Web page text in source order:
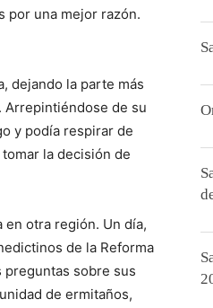
por una mejor razón.
dejando la parte más
Arrepintiéndose de su
y podía respirar de
la decisión de
otra región. Un día,
de la Reforma
preguntas sobre sus
de ermitaños,